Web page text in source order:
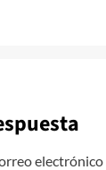
electrónico